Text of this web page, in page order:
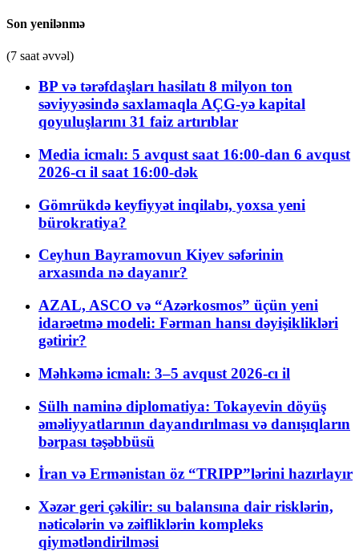
Son yenilənmə
(7 saat əvvəl)
BP və tərəfdaşları hasilatı 8 milyon ton
səviyyəsində saxlamaqla AÇG-yə kapital
qoyuluşlarını 31 faiz artırıblar
Media icmalı: 5 avqust saat 16:00-dan 6 avqust
2026-cı il saat 16:00-dək
Gömrükdə keyfiyyət inqilabı, yoxsa yeni
bürokratiya?
Ceyhun Bayramovun Kiyev səfərinin
arxasında nə dayanır?
AZAL, ASCO və “Azərkosmos” üçün yeni
idarəetmə modeli: Fərman hansı dəyişiklikləri
gətirir?
Məhkəmə icmalı: 3–5 avqust 2026-cı il
Sülh naminə diplomatiya: Tokayevin döyüş
əməliyyatlarının dayandırılması və danışıqların
bərpası təşəbbüsü
İran və Ermənistan öz “TRIPP”lərini hazırlayır
Xəzər geri çəkilir: su balansına dair risklərin,
nəticələrin və zəifliklərin kompleks
qiymətləndirilməsi